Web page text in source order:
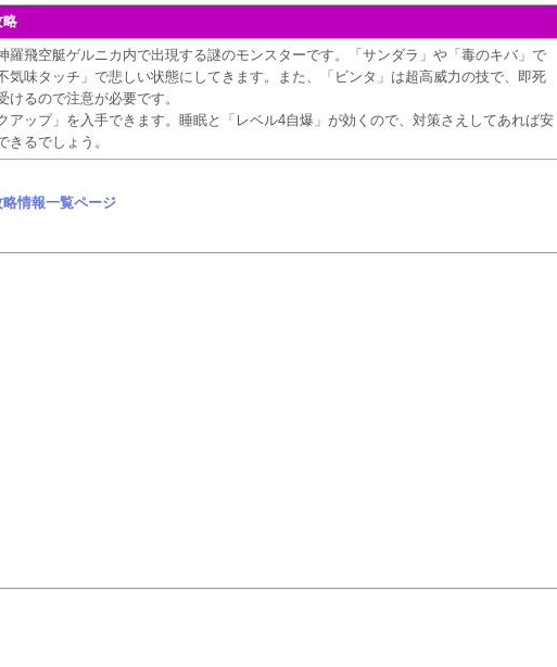
羅飛空艇ゲルニカ内で出現する謎のモンスターです。「サンダラ」や「毒のキバ」で
気味タッチ」で悲しい状態にしてきます。また、「ビンタ」は超高威力の技で、即死
けるので注意が必要です。
アップ」を入手できます。睡眠と「レベル4自爆」が効くので、対策さえしてあれば安
きるでしょう。
情報一覧ページ